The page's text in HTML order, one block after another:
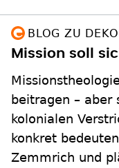
BLOG ZU
Mission soll
beitragen – aber
kolonialen
konkret
Zemmrich und